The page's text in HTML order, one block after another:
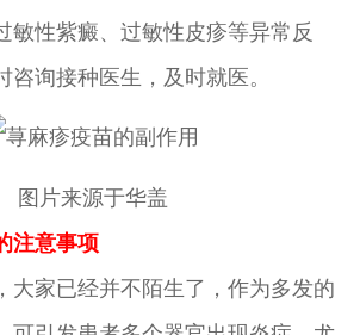
敏性紫癜、过敏性皮疹等异常反
咨询接种医生，及时就医。
图片来源于华盖
意事项
家已经并不陌生了，作为多发的